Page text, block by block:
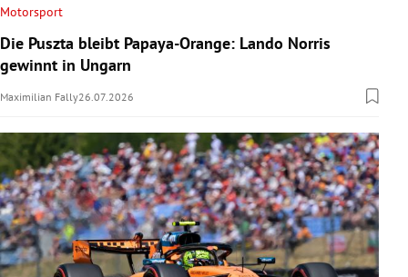
Motorsport
Die Puszta bleibt Papaya-Orange: Lando Norris
gewinnt in Ungarn
Maximilian Fally26.07.2026